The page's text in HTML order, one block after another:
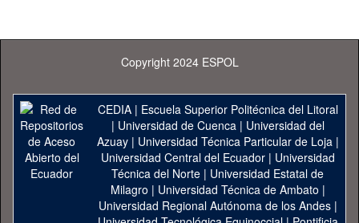
Copyright 2024 ESPOL
CEDIA| Escuela Superior Politécnica del Litoral
| Universidad de Cuenca| Universidad del
Azuay| Universidad Técnica Particular de Loja|
Universidad Central del Ecuador| Universidad
Técnica del Norte | Universidad Estatal de
Milagro | Universidad Técnica de Ambato |
Universidad Regional Autónoma de los Andes|